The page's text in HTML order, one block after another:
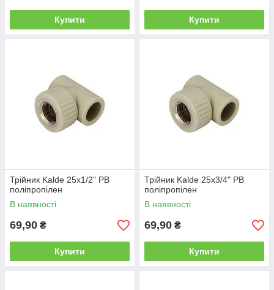
Купити Купити
Трійник Kalde 25х1/2" РВ
поліпропілен
В наявності
69,90 ₴
Купити
Трійник Kalde 25х3/4" РВ
поліпропілен
В наявності
69,90 ₴
Купити